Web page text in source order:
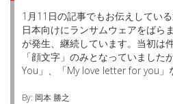
1月11日の記事でもお伝えしてい
日本向けにランサムウェアをばら
が発生、継続しています。当初は
「顔文字」のみとなっていました
You」、「My love letter for you」
By: 岡本 勝之